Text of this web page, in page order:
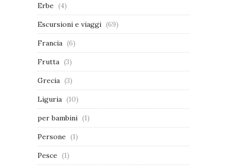
Erbe (4)
Escursioni e viaggi (69)
Francia (6)
Frutta (3)
Grecia (3)
Liguria (10)
per bambini (1)
Persone (1)
Pesce (1)